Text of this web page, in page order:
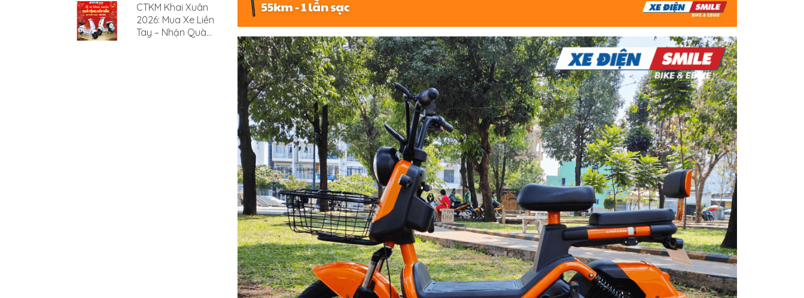
CTKM Khai Xuân
2026: Mua Xe Liền
Tay – Nhận Quà